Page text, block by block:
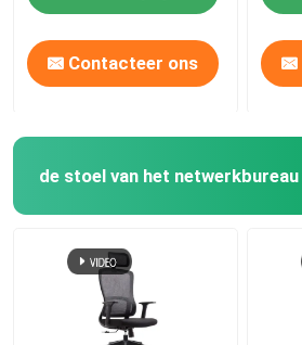
Contacteer ons
de stoel van het netwerkbureau